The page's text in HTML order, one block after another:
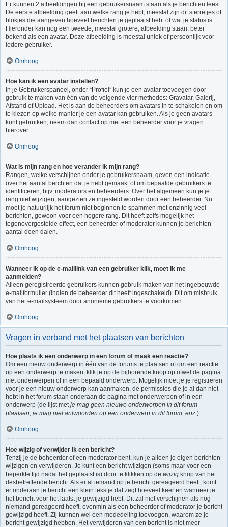
Er kunnen 2 afbeeldingen bij een gebruikersnaam staan als je berichten leest.
De eerste afbeelding geeft aan welke rang je hebt, meestal zijn dit sterretjes of
blokjes die aangeven hoeveel berichten je geplaatst hebt of wat je status is.
Hieronder kan nog een tweede, meestal grotere, afbeelding staan, beter
bekend als een avatar. Deze afbeelding is meestal uniek of persoonlijk voor
iedere gebruiker.
Omhoog
Hoe kan ik een avatar instellen?
In je Gebruikerspaneel, onder “Profiel” kun je een avatar toevoegen door
gebruik te maken van één van de volgende vier methodes: Gravatar, Galerij,
Afstand of Upload. Het is aan de beheerders om avatars in te schakelen en om
te kiezen op welke manier je een avatar kan gebruiken. Als je geen avatars
kunt gebruiken, neem dan contact op met een beheerder voor je vragen
hierover.
Omhoog
Wat is mijn rang en hoe verander ik mijn rang?
Rangen, welke verschijnen onder je gebruikersnaam, geven een indicatie
over het aantal berchten dat je hebt gemaakt of om bepaalde gebruikers te
identificeren, bijv. moderators en beheerders. Over het algemeen kun je je
rang niet wijzigen, aangezien ze ingesteld worden door een beheerder. Nu
moet je natuurlijk het forum niet beginnen te spammen met onzinnig veel
berichten, gewoon voor een hogere rang. Dit heeft zelfs mogelijk het
tegenovergestelde effect, een beheerder of moderator kunnen je berichten
aantal doen dalen.
Omhoog
Wanneer ik op de e-maillink van een gebruiker klik, moet ik me
aanmelden?
Alleen geregistreerde gebruikers kunnen gebruik maken van het ingebouwde
e-mailformulier (indien de beheerder dit heeft ingeschakeld). Dit om misbruik
van het e-mailsysteem door anonieme gebruikers te voorkomen.
Omhoog
Vragen in verband met het plaatsen van berichten
Hoe plaats ik een onderwerp in een forum of maak een reactie?
Om een nieuw onderwerp in één van de forums te plaatsen of om een reactie
op een onderwerp te maken, klik je op de bijhorende knop op ofwel de pagina
met onderwerpen of in een bepaald onderwerp. Mogelijk moet je je registreren
voor je een nieuw onderwerp kan aanmaken, de permissies die je al dan niet
hebt in het forum staan onderaan de pagina met onderwerpen of in een
onderwerp (de lijst metje mag geen nieuwe onderwerpen in dit forum
plaatsen, je mag niet antwoorden op een onderwerp in dit forum, enz.).
Omhoog
Hoe wijzig of verwijder ik een bericht?
Tenzij je de beheerder of een moderator bent, kun je alleen je eigen berichten
wijzigen en verwijderen. Je kunt een bericht wijzigen (soms maar voor een
beperkte tijd nadat het geplaatst is) door te klikken op de wijzig knop van het
desbetreffende bericht. Als er al iemand op je bericht gereageerd heeft, komt
er onderaan je bericht een klein tekstje dat zegt hoeveel keer en wanneer je
het bericht voor het laatst je gewijzigd hebt. Dit zal niet verschijnen als nog
niemand gereageerd heeft, evenmin als een beheerder of moderator je bericht
gewijzigd heeft. Zij kunnen wel een mededeling toevoegen, waarom ze je
bericht gewijzigd hebben. Het verwijderen van een bericht is niet meer